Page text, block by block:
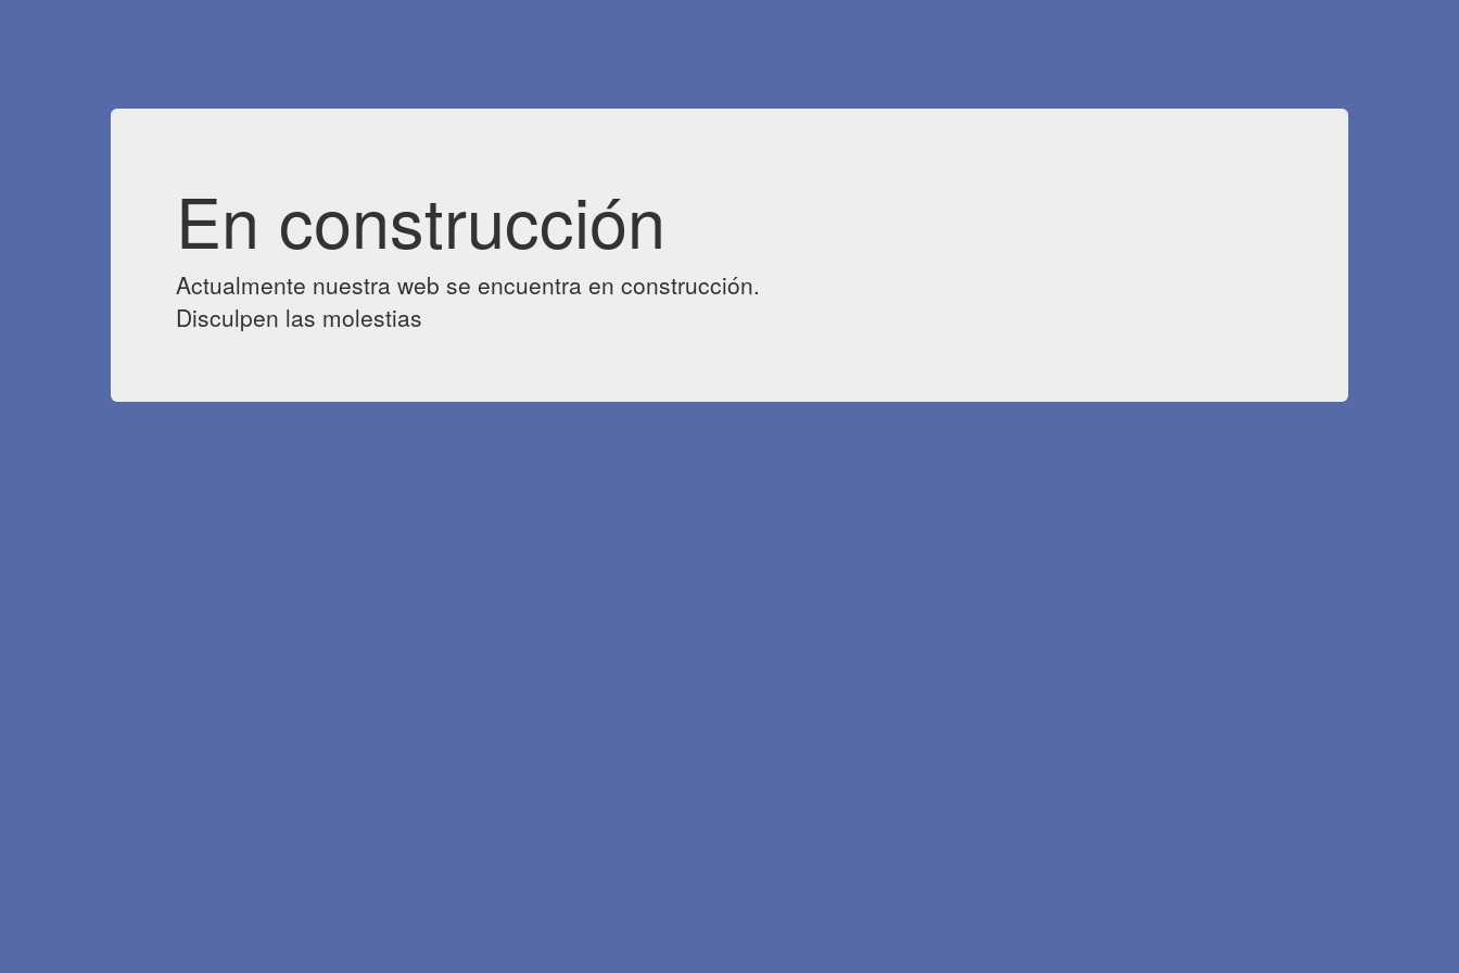
En construcción
Actualmente nuestra web se encuentra en construcción.
Disculpen las molestias